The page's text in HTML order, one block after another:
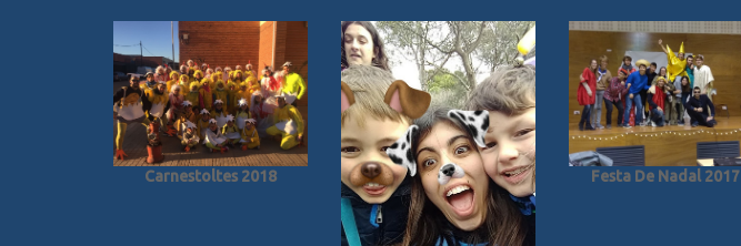
Carnestoltes 2018 Festa De Nadal 2017